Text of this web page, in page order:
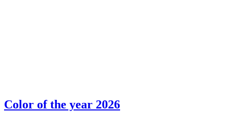
Color of the year 2026